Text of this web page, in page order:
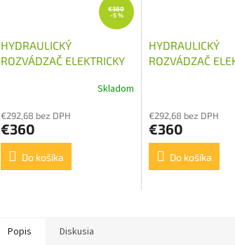
€380
–5 %
HYDRAULICKÝ
ROZVÁDZAČ ELEKTRICKY
Skladom
€292,68 bez DPH
€360
Do košíka
HYDRAULICKÝ
ROZVÁDZAČ
€292,68 bez DPH
€360
Do košíka
Popis Diskusia